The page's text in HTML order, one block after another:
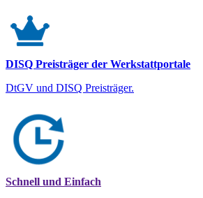
DISQ Preisträger der Werkstattportale
DtGV und DISQ Preisträger.
Schnell und Einfach